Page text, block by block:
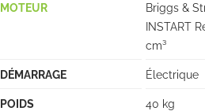
MOTEUR
Briggs &
INSTART
cm³
DÉMARRAGE Électrique
POIDS 40 kg